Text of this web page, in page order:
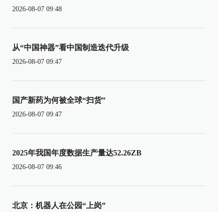
2026-08-07 09:48
从“中国神器”看中国制造迭代升级
2026-08-07 09:47
国产新药为何被全球“扫货”
2026-08-07 09:47
2025年我国年度数据生产量达52.26ZB
2026-08-07 09:46
北京：机器人在公园“上岗”